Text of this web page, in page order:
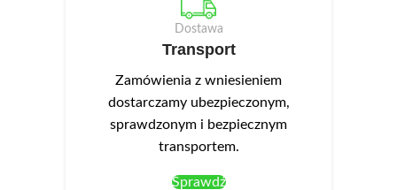
oświetlenie LED-NEO-13 w
kolorze białym zimnym, które
Dostawa
Transport
Zamówienia z wniesieniem
dostarczamy ubezpieczonym,
sprawdzonym i bezpiecznym
transportem.
Sprawdź